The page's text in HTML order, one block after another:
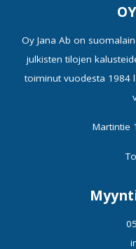
Oy Jana Ab on
julkisten tilojen
toiminut vuodesta 1984
Martintie